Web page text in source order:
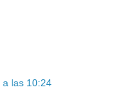
a las 10:24